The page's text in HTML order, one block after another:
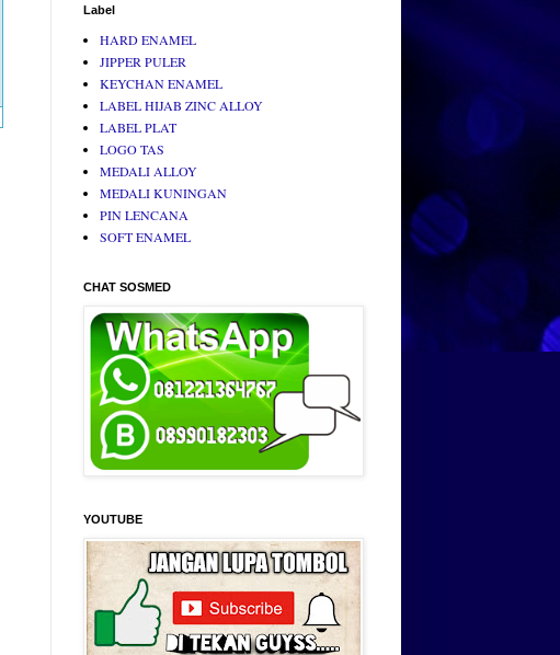
Label
HARD ENAMEL
JIPPER PULER
KEYCHAN ENAMEL
LABEL HIJAB ZINC ALLOY
LABEL PLAT
LOGO TAS
MEDALI ALLOY
MEDALI KUNINGAN
PIN LENCANA
SOFT ENAMEL
CHAT SOSMED
YOUTUBE